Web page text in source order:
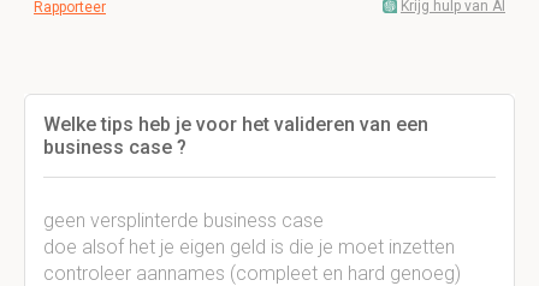
Rapporteer Krijg hulp van AI
Welke tips heb je voor het valideren van een
business case ?
geen versplinterde business case
doe alsof het je eigen geld is die je moet inzetten
controleer aannames (compleet en hard genoeg)